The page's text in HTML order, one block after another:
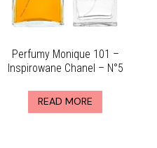
Perfumy Monique 101 –
Inspirowane Chanel – N°5
READ MORE